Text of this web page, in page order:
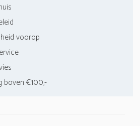
voorop
boven €100,-